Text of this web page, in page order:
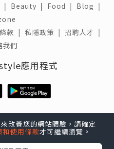
| Beauty | Food | Blog |
款 | 私隱政策 | 招聘人才 |
我們
應用程式
改善您的網站體驗，請確定
和使用條款才可繼續瀏覽。